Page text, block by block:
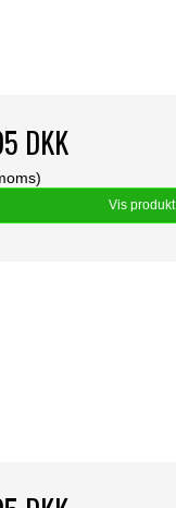
DKK
Vis produkt